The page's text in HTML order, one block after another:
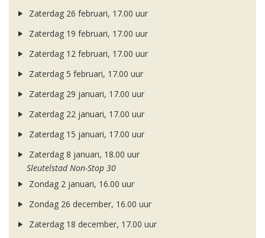
Zaterdag 26 februari, 17.00 uur
Zaterdag 19 februari, 17.00 uur
Zaterdag 12 februari, 17.00 uur
Zaterdag 5 februari, 17.00 uur
Zaterdag 29 januari, 17.00 uur
Zaterdag 22 januari, 17.00 uur
Zaterdag 15 januari, 17.00 uur
Zaterdag 8 januari, 18.00 uur
Sleutelstad Non-Stop 30
Zondag 2 januari, 16.00 uur
Zondag 26 december, 16.00 uur
Zaterdag 18 december, 17.00 uur